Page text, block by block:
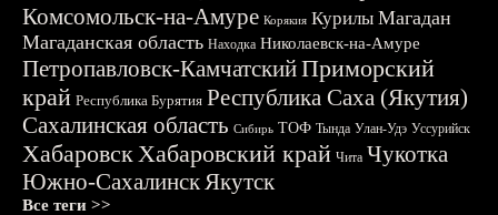
Комсомольск-на-Амуре Корякия Курилы Магадан
Магаданская область Находка Николаевск-на-Амуре
Петропавловск-КамчатскийПриморский
край Республика Бурятия Республика Саха (Якутия)
Сахалинская область Сибирь ТОФ Тында Улан-Удэ Уссурийск
ХабаровскХабаровский край Чита Чукотка
Южно-СахалинскЯкутск
Все теги >>